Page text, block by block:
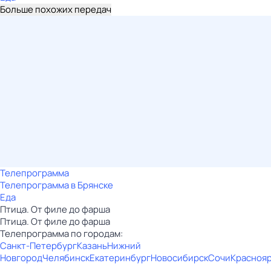
Больше похожих передач
Телепрограмма
Телепрограмма в Брянске
Еда
Птица. От филе до фарша
Птица. От филе до фарша
Телепрограмма по городам:
Санкт-ПетербургКазаньНижний
НовгородЧелябинскЕкатеринбургНовосибирскСочи